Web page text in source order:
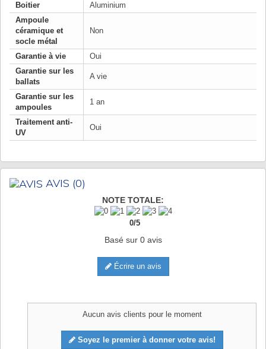
Boitier
Aluminium
Ampoule
céramique et
socle métal
Non
Garantie à vie
Oui
Garantie sur les
ballats
A vie
Garantie sur les
ampoules
1 an
Traitement anti-
UV
Oui
AVIS (0)
NOTE TOTALE:
0/5
Basé sur 0avis
Écrire un avis
Aucun avis clients pour le moment
Soyez le premier à donner votre avis!